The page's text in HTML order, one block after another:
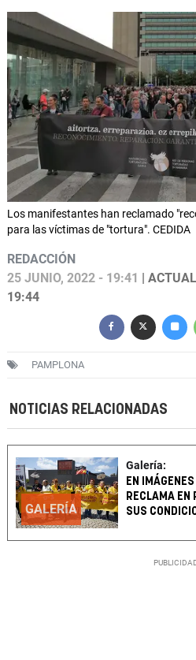
Los manifestantes han reclamado
para las víctimas de "tortura". CEDIDA
REDACCIÓN
25 JUNIO, 2022 - 19:41
|
19:44
PAMPLONA
NOTICIAS RELACIONADAS
GALERÍA
Galería:
EN
RECLAMA EN
SUS